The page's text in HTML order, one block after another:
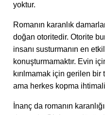
yoktur.
Romanın karanlık
doğan otoritedir. Otorite
insanı susturmanın en
konuşturmamaktır. Evin
kırılmamak için gerilen
ama herkes kopma
İnanç da romanın